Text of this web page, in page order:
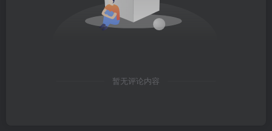
暂无评论内容